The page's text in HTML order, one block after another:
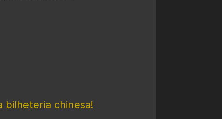
bilheteria chinesa!